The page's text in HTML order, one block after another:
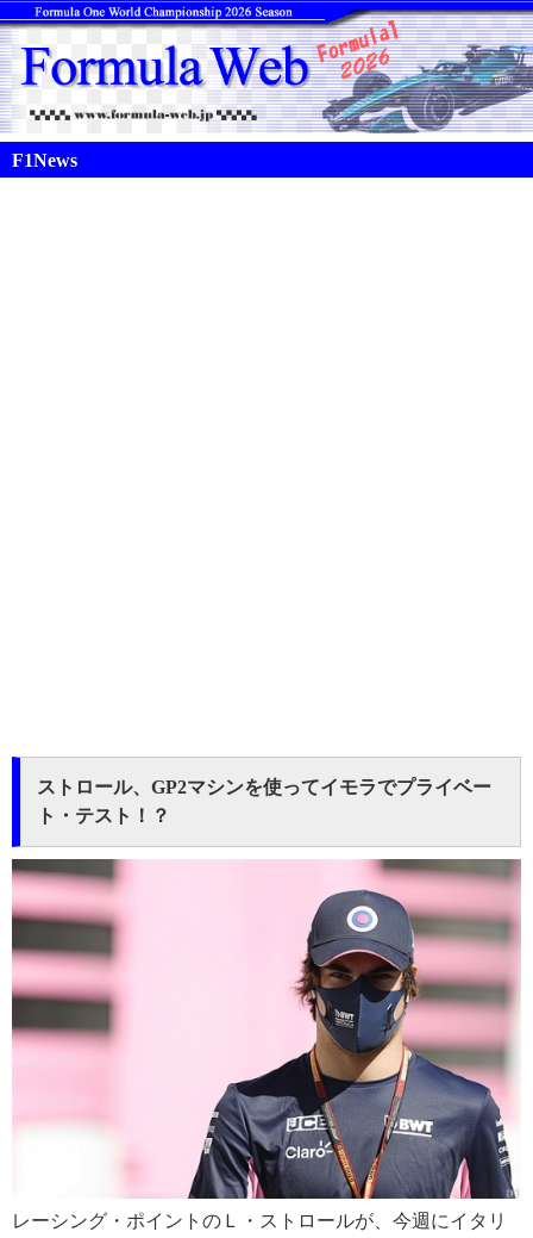
F1News
ストロール、GP2マシンを使ってイモラでプライベー
ト・テスト！？
レーシング・ポイントのＬ・ストロールが、今週にイタリ